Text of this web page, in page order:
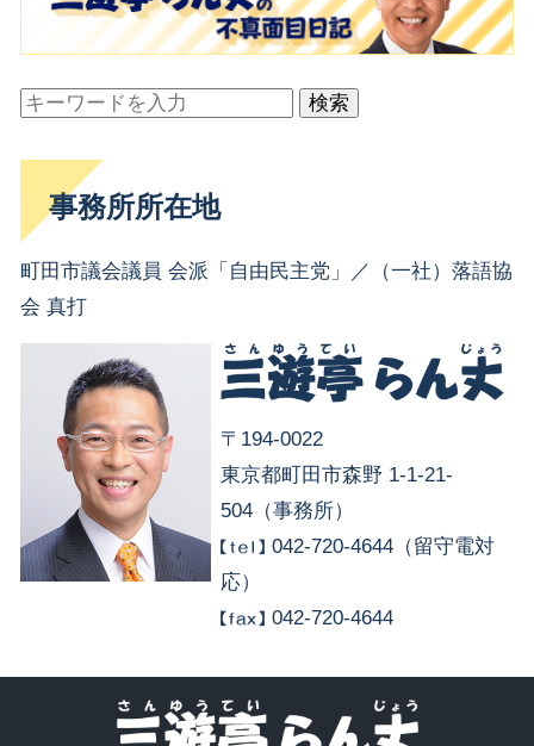
検索
事務所所在地
町田市議会議員 会派「自由民主党」／（一社）落語協
会 真打
〒194-0022
東京都町田市森野 1-1-21-
504（事務所）
042-720-4644（留守電対
応）
042-720-4644